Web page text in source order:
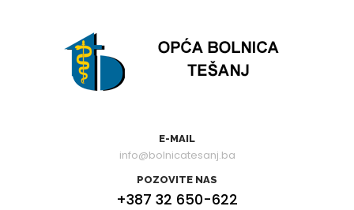
E-MAIL
info@bolnicatesanj.ba
POZOVITE NAS
+387 32 650-622